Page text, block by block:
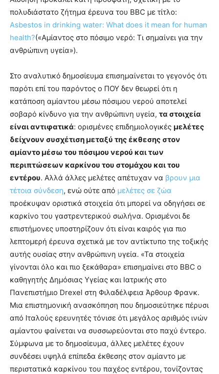
πολυδιάστατο ζήτημα έρευνα του BBC με τίτλο:
Asbestos in drinking water: What does it mean for human
health?(«Αμίαντος στο πόσιμο νερό: Τι σημαίνει για την
ανθρώπινη υγεία»).
Στο αναλυτικό δημοσίευμα επισημαίνεται το γεγονός ότι
παρότι επί του παρόντος ο ΠΟΥ δεν θεωρεί ότι η
κατάποση αμίαντου μέσω πόσιμου νερού αποτελεί
σοβαρό κίνδυνο για την ανθρώπινη υγεία, τα στοιχεία
είναι αντιφατικά: ορισμένες επιδημιολογικές μελέτες
δείχνουν συσχέτιση μεταξύ της έκθεσης στον
αμίαντο μέσω του πόσιμου νερού και των
περιπτώσεων καρκίνου του στομάχου και του
εντέρου. Αλλά άλλες μελέτες απέτυχαν να βρουν μια
τέτοια σύνδεση, ενώ ούτε από μελέτες σε ζώα
προέκυψαν οριστικά στοιχεία ότι μπορεί να οδηγήσει σε
καρκίνο του γαστρεντερικού σωλήνα. Ορισμένοι δε
επιστήμονες υποστηρίζουν ότι είναι καιρός για πιο
λεπτομερή έρευνα σχετικά με τον αντίκτυπο της τοξικής
αυτής ουσίας στην ανθρώπινη υγεία. «Τα στοιχεία
γίνονται όλο και πιο ξεκάθαρα» επισημαίνει στο BBC ο
καθηγητής Δημόσιας Υγείας και Ιατρικής στο
Πανεπιστήμιο Drexel στη Φιλαδέλφεια Άρθουρ Φρανκ.
Μια επιστημονική ανασκόπηση που δημοσιεύτηκε πέρυσι
από Ιταλούς ερευνητές τόνισε ότι μεγάλος αριθμός ινών
αμίαντου φαίνεται να συσσωρεύονται στο παχύ έντερο.
Σύμφωνα με το δημοσίευμα, άλλες μελέτες έχουν
συνδέσει υψηλά επίπεδα έκθεσης στον αμίαντο με
περιστατικά καρκίνου του παχέος εντέρου, τονίζοντας